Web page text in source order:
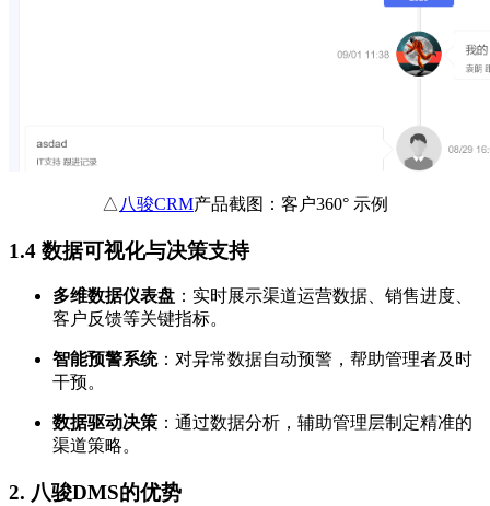
△ 八骏CRM产品截图：客户360° 示例
1.4 数据可视化与决策支持
多维数据仪表盘 ：实时展示渠道运营数据、销售进度、
客户反馈等关键指标。
智能预警系统：对异常数据自动预警，帮助管理者及时
干预。
数据驱动决策 ：通过数据分析，辅助管理层制定精准的
渠道策略。
2. 八骏DMS的优势